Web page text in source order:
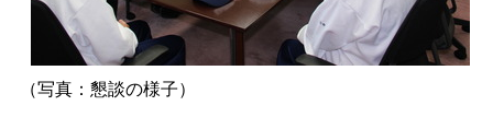
（写真：懇談の様子）